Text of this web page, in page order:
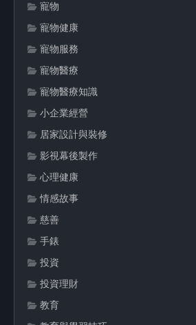
寵物
寵物健康
寵物服務
寵物醫療
寵物醫療知識
小企業經營
居家設計與裝修
影視幕後製作
心理健康
情感故事
慈善
手錶
投資
投資理財
教育